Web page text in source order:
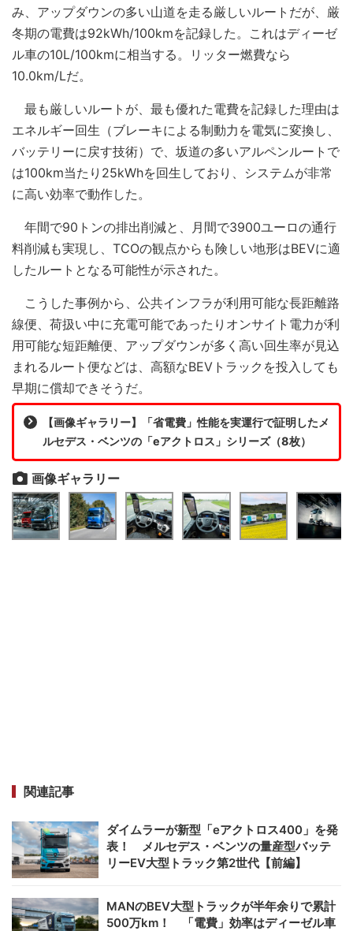
み、アップダウンの多い山道を走る厳しいルートだが、厳
冬期の電費は92kWh/100kmを記録した。これはディーゼ
ル車の10L/100kmに相当する。リッター燃費なら
10.0km/Lだ。
最も厳しいルートが、最も優れた電費を記録した理由は
エネルギー回生（ブレーキによる制動力を電気に変換し、
バッテリーに戻す技術）で、坂道の多いアルペンルートで
は100km当たり25kWhを回生しており、システムが非常
に高い効率で動作した。
年間で90トンの排出削減と、月間で3900ユーロの通行
料削減も実現し、TCOの観点からも険しい地形はBEVに適
したルートとなる可能性が示された。
こうした事例から、公共インフラが利用可能な長距離路
線便、荷扱い中に充電可能であったりオンサイト電力が利
用可能な短距離便、アップダウンが多く高い回生率が見込
まれるルート便などは、高額なBEVトラックを投入しても
早期に償却できそうだ。
【画像ギャラリー】「省電費」性能を実運行で証明したメ
ルセデス・ベンツの「eアクトロス」シリーズ（8枚）
画像ギャラリー
関連記事
ダイムラーが新型「eアクトロス400」を発
表！ メルセデス・ベンツの量産型バッテ
リーEV大型トラック第2世代【前編】
MANのBEV大型トラックが半年余りで累計
500万km！ 「電費」効率はディーゼル車